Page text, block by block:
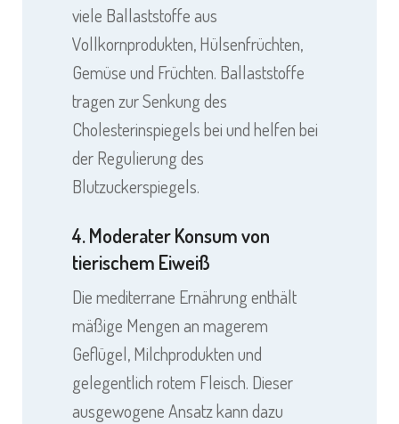
viele Ballaststoffe aus
Vollkornprodukten, Hülsenfrüchten,
Gemüse und Früchten. Ballaststoffe
tragen zur Senkung des
Cholesterinspiegels bei und helfen bei
der Regulierung des
Blutzuckerspiegels.
4. Moderater Konsum von
tierischem Eiweiß
Die mediterrane Ernährung enthält
mäßige Mengen an magerem
Geflügel, Milchprodukten und
gelegentlich rotem Fleisch. Dieser
ausgewogene Ansatz kann dazu